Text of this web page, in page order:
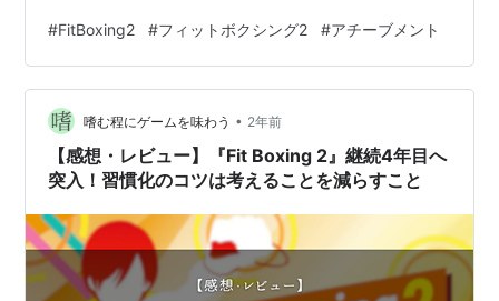
ンツは食指が動くアニメがいまのところなく、ひとまず
現インストラクターを時々変えつつ、各エクササイズメ
ニューの最高得点コンプを目指し、デイリー継続の記録
を伸ばしていくことにします。24.04.20
#FitBoxing2 #フィットボクシング2 #アチーブメント
嗜む程にゲームを味わう • 2年前
【感想・レビュー】『Fit Boxing 2』継続4年目へ
突入！習慣化のコツは考えることを減らすこと